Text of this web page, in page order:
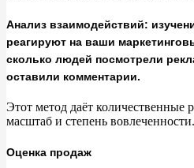
Анализ взаимодействий:
реагируют на ваши
сколько людей посмотрели
оставили комментарии.
Этот метод даёт количественные
масштаб и степень вовлеченности.
Оценка продаж